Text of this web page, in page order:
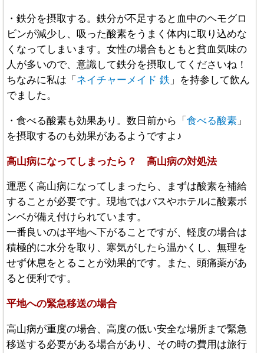
・鉄分を摂取する。鉄分が不足すると血中のヘモグロ
ビンが減少し、吸った酸素をうまく体内に取り込めな
くなってしまいます。女性の場合もともと貧血気味の
人が多いので、意識して鉄分を摂取してくださいね！
ちなみに私は「 ネイチャーメイド 鉄 」を持参して飲ん
でました。
・食べる酸素も効果あり。数日前から「 食べる酸素 」
を摂取するのも効果があるようですよ♪
高山病になってしまったら？ 高山病の対処法
運悪く高山病になってしまったら、まずは酸素を補給
することが必要です。現地ではバスやホテルに酸素ボ
ンベが備え付けられています。
一番良いのは平地へ下がることですが、軽度の場合は
積極的に水分を取り、寒気がしたら温かくし、無理を
せず休息をとることが効果的です。また、頭痛薬があ
ると便利です。
平地への緊急移送の場合
高山病が重度の場合、高度の低い安全な場所まで緊急
移送する必要がある場合があり、その時の費用は旅行